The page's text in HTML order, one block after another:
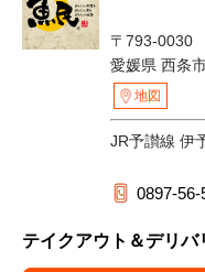
〒793-0030
愛媛県 西条
地図
JR予讃線 伊
0897-56-
テイクアウト＆デリバ